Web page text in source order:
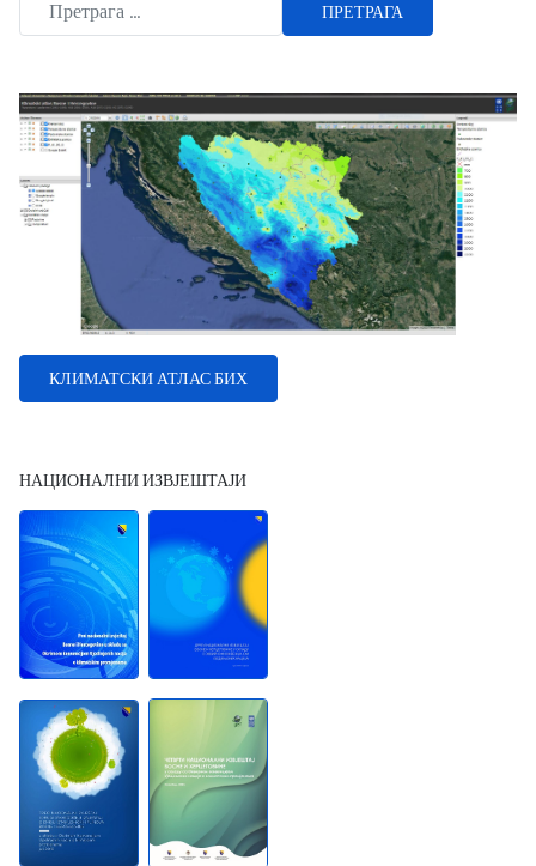
ПРЕТРАГА
КЛИМАТСКИ АТЛАС БИХ
НАЦИОНАЛНИ ИЗВЈЕШТАЈИ